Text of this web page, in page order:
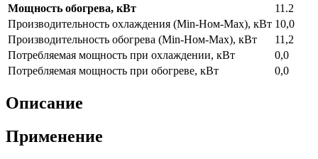
Мощность обогрева, кВт
11.2
Производительность охлаждения (Min-Ном-Max), кВт 10,0
Производительность обогрева (Min-Ном-Max), кВт
11,2
Потребляемая мощность при охлаждении, кВт
0,0
Потребляемая мощность при обогреве, кВт
0,0
Описание
Применение